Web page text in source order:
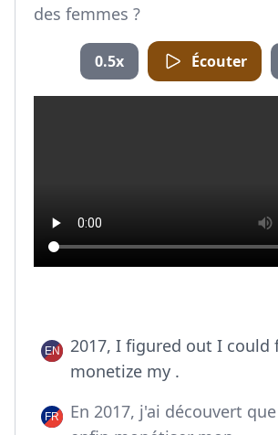
des femmes ?
0.5x Écouter
2017, I figured out I could
monetize my .
En 2017, j'ai découvert